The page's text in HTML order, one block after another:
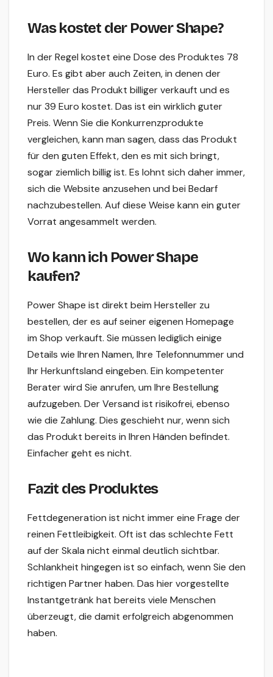
Was kostet der Power Shape?
In der Regel kostet eine Dose des Produktes 78
Euro. Es gibt aber auch Zeiten, in denen der
Hersteller das Produkt billiger verkauft und es
nur 39 Euro kostet. Das ist ein wirklich guter
Preis. Wenn Sie die Konkurrenzprodukte
vergleichen, kann man sagen, dass das Produkt
für den guten Effekt, den es mit sich bringt,
sogar ziemlich billig ist. Es lohnt sich daher immer,
sich die Website anzusehen und bei Bedarf
nachzubestellen. Auf diese Weise kann ein guter
Vorrat angesammelt werden.
Wo kann ich Power Shape
kaufen?
Power Shape ist direkt beim Hersteller zu
bestellen, der es auf seiner eigenen Homepage
im Shop verkauft. Sie müssen lediglich einige
Details wie Ihren Namen, Ihre Telefonnummer und
Ihr Herkunftsland eingeben. Ein kompetenter
Berater wird Sie anrufen, um Ihre Bestellung
aufzugeben. Der Versand ist risikofrei, ebenso
wie die Zahlung. Dies geschieht nur, wenn sich
das Produkt bereits in Ihren Händen befindet.
Einfacher geht es nicht.
Fazit des Produktes
Fettdegeneration ist nicht immer eine Frage der
reinen Fettleibigkeit. Oft ist das schlechte Fett
auf der Skala nicht einmal deutlich sichtbar.
Schlankheit hingegen ist so einfach, wenn Sie den
richtigen Partner haben. Das hier vorgestellte
Instantgetränk hat bereits viele Menschen
überzeugt, die damit erfolgreich abgenommen
haben.